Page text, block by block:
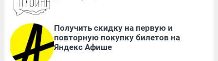
Получить скидку на первую и
повторную покупку билетов на
Яндекс Афише